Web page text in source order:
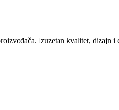
Izuzetan kvalitet, dizajn